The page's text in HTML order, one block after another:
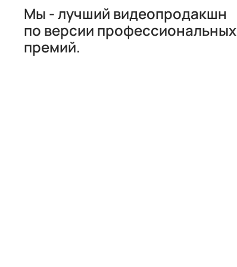
Мы - лучший видеопродакшн
по версии профессиональных
премий.